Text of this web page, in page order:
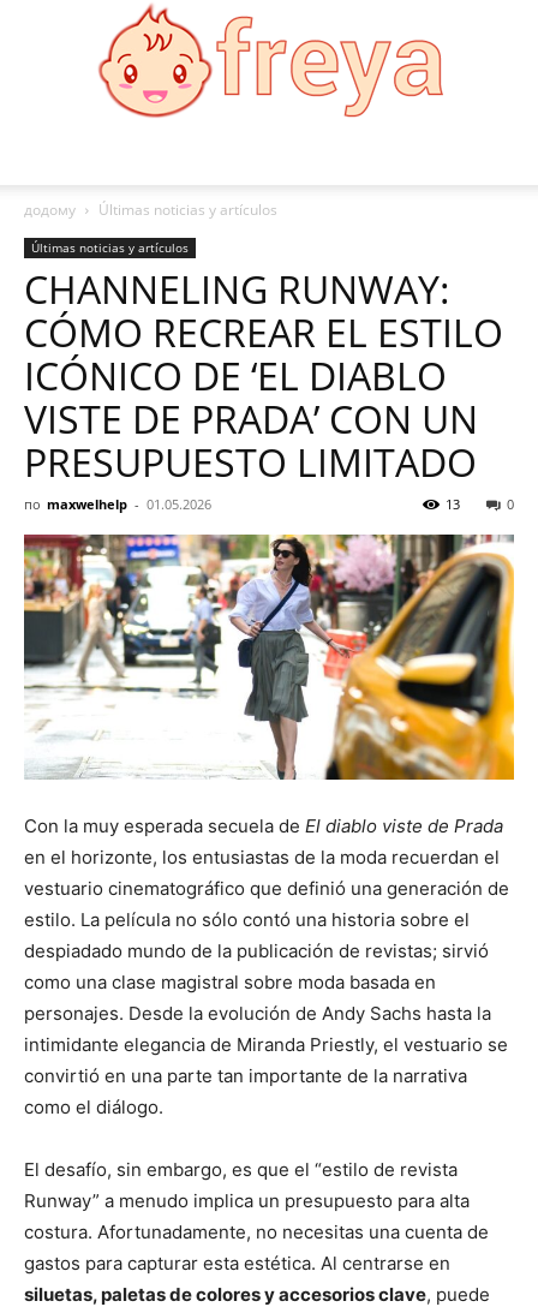
додому
Últimas noticias y artículos
Últimas noticias y artículos
CHANNELING RUNWAY:
CÓMO RECREAR EL ESTILO
ICÓNICO DE ‘EL DIABLO
VISTE DE PRADA’ CON UN
PRESUPUESTO LIMITADO
по maxwelhelp - 01.05.2026 0
13
Con la muy esperada secuela de El diablo viste de Prada
en el horizonte, los entusiastas de la moda recuerdan el
vestuario cinematográfico que definió una generación de
estilo. La película no sólo contó una historia sobre el
despiadado mundo de la publicación de revistas; sirvió
como una clase magistral sobre moda basada en
personajes. Desde la evolución de Andy Sachs hasta la
intimidante elegancia de Miranda Priestly, el vestuario se
convirtió en una parte tan importante de la narrativa
como el diálogo.
El desafío, sin embargo, es que el “estilo de revista
Runway” a menudo implica un presupuesto para alta
costura. Afortunadamente, no necesitas una cuenta de
gastos para capturar esta estética. Al centrarse en
siluetas, paletas de colores y accesorios clave, puede